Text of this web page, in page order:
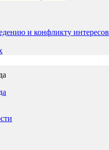
и конфликту интересов